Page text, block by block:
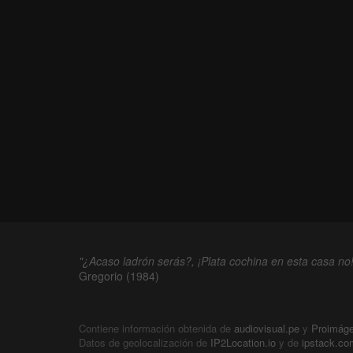
"¿Acaso ladrón serás?, ¡Plata cochina en esta casa
Gregorio (1984)
Contiene información obtenida de audiovisual.pe y
Datos de geolocalización de IP2Location.io y de